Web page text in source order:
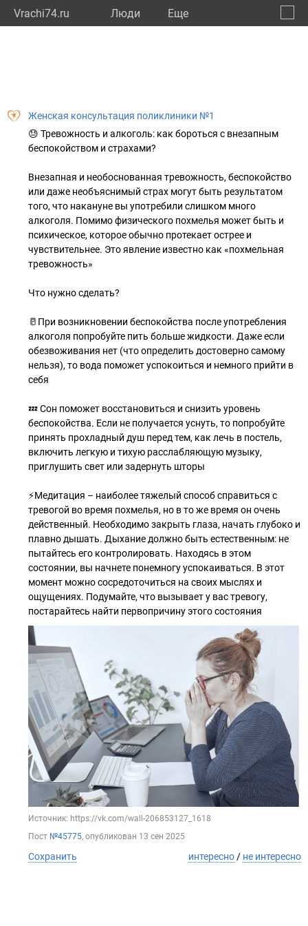
Vrachi74.ru Люди Eще
Женская консультация поликлиники №1
😓 Тревожность и алкоголь: как бороться с внезапным
беспокойством и страхами?
Внезапная и необоснованная тревожность, беспокойство
или даже необъяснимый страх могут быть результатом
того, что накануне вы употребили слишком много
алкоголя. Помимо физического похмелья может быть и
психическое, которое обычно протекает острее и
чувствительнее. Это явление известно как «похмельная
тревожность»
Что нужно сделать?
🥛При возникновении беспокойства после употребления
алкоголя попробуйте пить больше жидкости. Даже если
обезвоживания нет (что определить достоверно самому
нельзя), то вода поможет успокоиться и немного прийти в
себя
💤 Сон поможет восстановиться и снизить уровень
беспокойства. Если не получается уснуть, то попробуйте
принять прохладный душ перед тем, как лечь в постель,
включить легкую и тихую расслабляющую музыку,
приглушить свет или задернуть шторы
⚡️Медитация – наиболее тяжелый способ справиться с
тревогой во время похмелья, но в то же время он очень
действенный. Необходимо закрыть глаза, начать глубоко и
плавно дышать. Дыхание должно быть естественным: не
пытайтесь его контролировать. Находясь в этом
состоянии, вы начнете понемногу успокаиваться. В этот
момент можно сосредоточиться на своих мыслях и
ощущениях. Подумайте, что вызывает у вас тревогу,
постарайтесь найти первопричину этого состояния
Источник: https://vk.com/wall-206853127_1618
Пост №45775, опубликован 13 сен 2025
Сохранить интересно / не интересно